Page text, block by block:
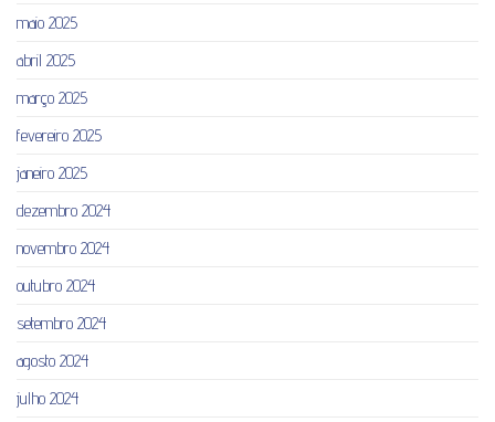
maio 2025
abril 2025
março 2025
fevereiro 2025
janeiro 2025
dezembro 2024
novembro 2024
outubro 2024
setembro 2024
agosto 2024
julho 2024